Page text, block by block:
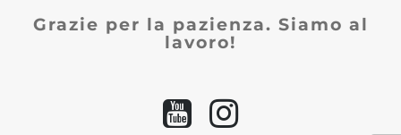
Grazie per la pazienza. Siamo al
lavoro!